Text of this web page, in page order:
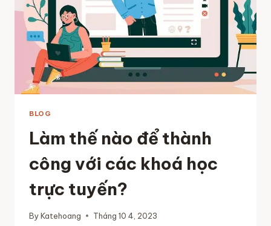
CÔNG
AI
MỘT
NGƯỜI
BLOG
Làm thế nào để thành
công với các khoá học
trực tuyến?
ByKatehoang Tháng 10 4, 2023